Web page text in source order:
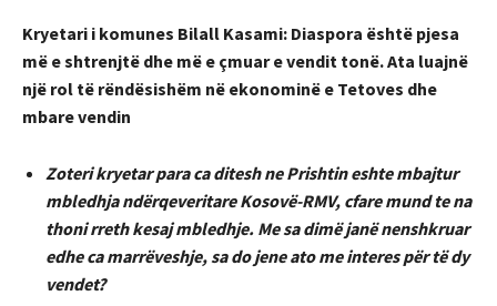
Kryetari i komunes Bilall Kasami: Diaspora është pjesa
më e shtrenjtë dhe më e çmuar e vendit tonë. Ata luajnë
një rol të rëndësishëm në ekonominë e Tetoves dhe
mbare vendin
Zoteri kryetar para ca ditesh ne Prishtin eshte mbajtur
mbledhja ndërqeveritare Kosovë-RMV, cfare mund te na
thoni rreth kesaj mbledhje. Me sa dimë janë nenshkruar
edhe ca marrëveshje, sa do jene ato me interes për të dy
vendet?